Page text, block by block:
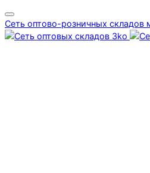
Сеть оптово-розничных складов